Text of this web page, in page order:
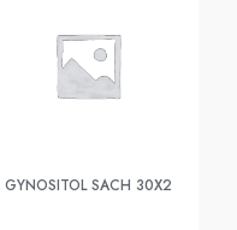
GYNOSITOL SACH 30X2